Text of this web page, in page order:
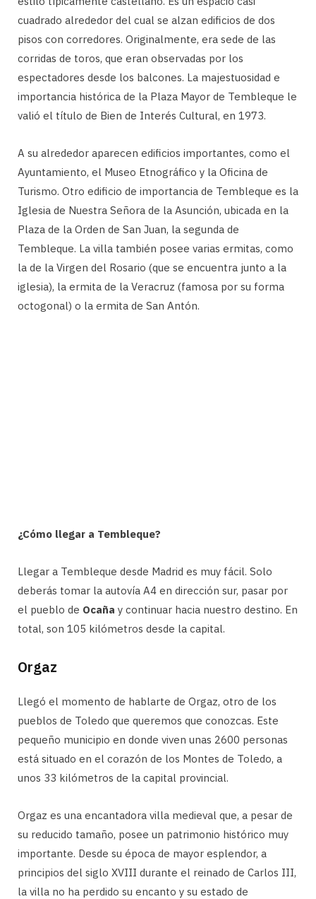
cuadrado alrededor del cual se alzan edificios de dos
pisos con corredores. Originalmente, era sede de las
corridas de toros, que eran observadas por los
espectadores desde los balcones. La majestuosidad e
importancia histórica de la Plaza Mayor de Tembleque le
valió el título de Bien de Interés Cultural, en 1973.
A su alrededor aparecen edificios importantes, como el
Ayuntamiento, el Museo Etnográfico y la Oficina de
Turismo. Otro edificio de importancia de Tembleque es la
Iglesia de Nuestra Señora de la Asunción, ubicada en la
Plaza de la Orden de San Juan, la segunda de
Tembleque. La villa también posee varias ermitas, como
la de la Virgen del Rosario (que se encuentra junto a la
iglesia), la ermita de la Veracruz (famosa por su forma
octogonal) o la ermita de San Antón.
¿Cómo llegar a Tembleque?
Llegar a Tembleque desde Madrid es muy fácil. Solo
deberás tomar la autovía A4 en dirección sur, pasar por
el pueblo de Ocaña y continuar hacia nuestro destino. En
total, son 105 kilómetros desde la capital.
Orgaz
Llegó el momento de hablarte de Orgaz, otro de los
pueblos de Toledo que queremos que conozcas. Este
pequeño municipio en donde viven unas 2600 personas
está situado en el corazón de los Montes de Toledo, a
unos 33 kilómetros de la capital provincial.
Orgaz es una encantadora villa medieval que, a pesar de
su reducido tamaño, posee un patrimonio histórico muy
importante. Desde su época de mayor esplendor, a
principios del siglo XVIII durante el reinado de Carlos III,
la villa no ha perdido su encanto y su estado de